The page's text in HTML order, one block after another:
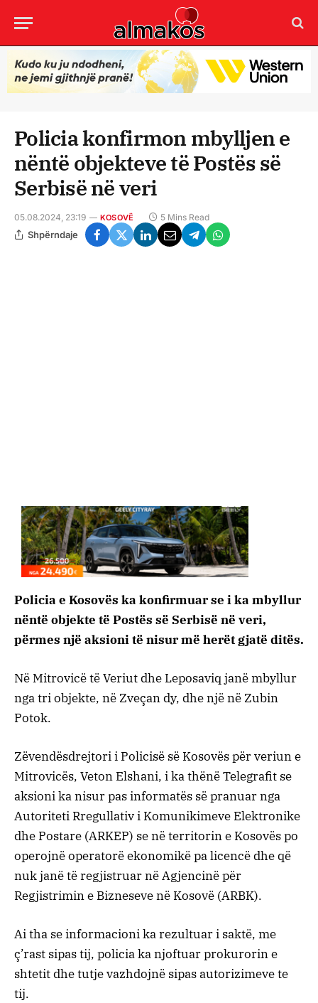
Policia konfirmon mbylljen e
nëntë objekteve të Postës së
Serbisë në veri
05.08.2024, 23:19 KOSOVË 5 Mins Read
Shpërndaje
Policia e Kosovës ka konfirmuar se i ka mbyllur
nëntë objekte të Postës së Serbisë në veri,
përmes një aksioni të nisur më herët gjatë ditës.
Në Mitrovicë të Veriut dhe Leposaviq janë mbyllur
nga tri objekte, në Zveçan dy, dhe një në Zubin
Potok.
Zëvendësdrejtori i Policisë së Kosovës për veriun e
Mitrovicës, Veton Elshani, i ka thënë Telegrafit se
aksioni ka nisur pas informatës së pranuar nga
Autoriteti Rregullativ i Komunikimeve Elektronike
dhe Postare (ARKEP) se në territorin e Kosovës po
operojnë operatorë ekonomikë pa licencë dhe që
nuk janë të regjistruar në Agjencinë për
Regjistrimin e Bizneseve në Kosovë (ARBK).
Ai tha se informacioni ka rezultuar i saktë, me
ç’rast sipas tij, policia ka njoftuar prokurorin e
shtetit dhe tutje vazhdojnë sipas autorizimeve te
tij.